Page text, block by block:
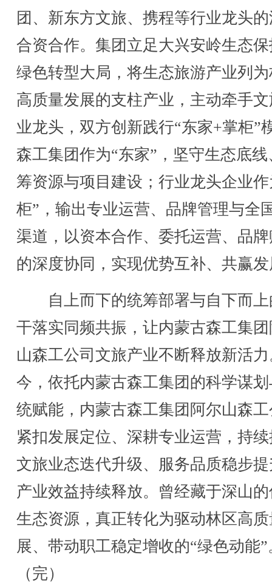
团、新东方文旅、携程等行业龙头
合资合作。集团立足大兴安岭生态
绿色转型大局，将生态旅游产业列
高质量发展的支柱产业，主动牵手
业龙头，双方创新践行“东家+掌柜”
森工集团作为“东家”，坚守生态底线
筹资源与项目建设；行业龙头企业作
柜”，输出专业运营、品牌管理与全
渠道，以资本合作、委托运营、品
的深度协同，实现优势互补、共赢
自上而下的统筹部署与自下而上
干落实同频共振，让内蒙古森工集
山森工公司文旅产业不断释放新活
今，依托内蒙古森工集团的科学谋
统赋能，内蒙古森工集团阿尔山森
紧扣发展定位、深耕专业运营，持
文旅业态迭代升级、服务品质稳步
产业效益持续释放。曾经藏于深山
生态资源，真正转化为驱动林区高
展、带动职工稳定增收的“绿色动能”
（完）